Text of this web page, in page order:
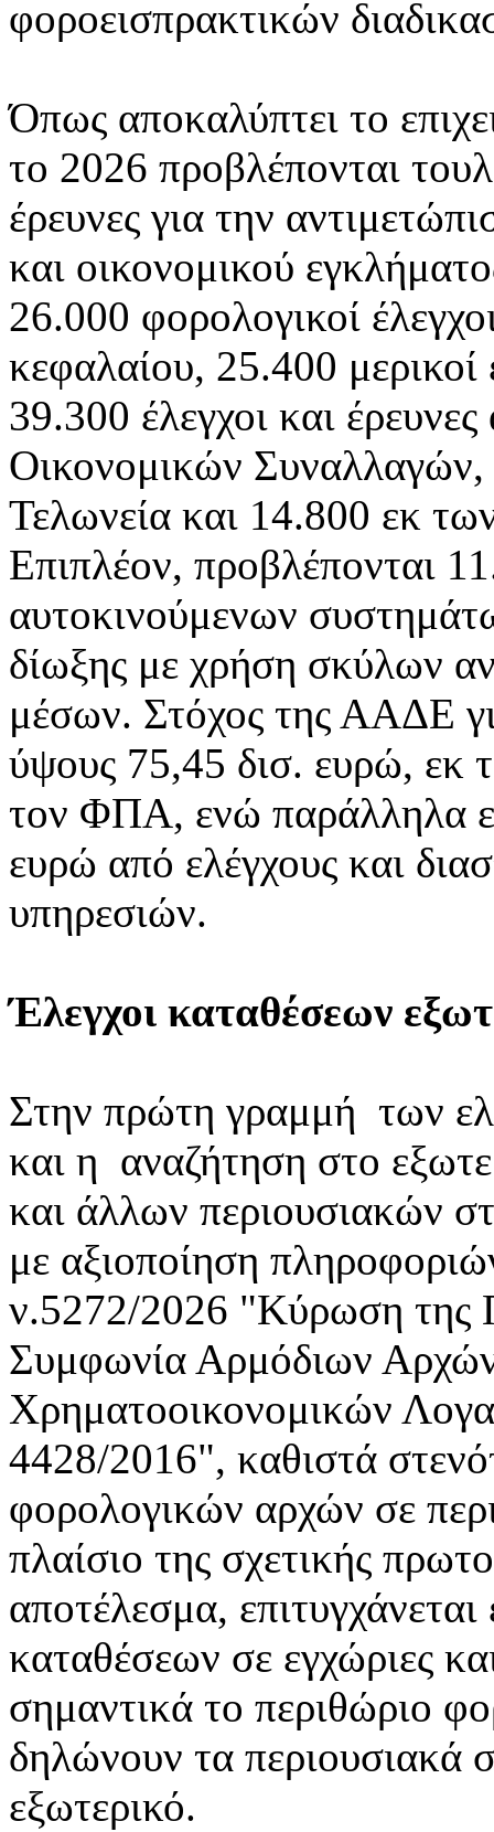
φοροεισπρακτικών
Όπως αποκαλύπτει το
το 2026 προβλέπονται
έρευνες για την
και οικονομικού
26.000 φορολογικοί
κεφαλαίου, 25.400 μερικοί
39.300 έλεγχοι και
Οικονομικών Συναλλαγών,
Τελωνεία και 14.800 εκ
Επιπλέον, προβλέπονται
αυτοκινούμενων
δίωξης με χρήση σκύλων
μέσων. Στόχος της ΑΑΔΕ
ύψους 75,45 δισ. ευρώ, εκ
τον ΦΠΑ, ενώ παράλληλα
ευρώ από ελέγχους και
υπηρεσιών.
Έλεγχοι καταθέσεων
Στην πρώτη γραμμή των
και η αναζήτηση στο
και άλλων περιουσιακών
με αξιοποίηση
ν.5272/2026 "Κύρωση της
Συμφωνία Αρμόδιων
Χρηματοοικονομικών
4428/2016", καθιστά
φορολογικών αρχών σε
πλαίσιο της σχετικής
αποτέλεσμα,
καταθέσεων σε εγχώριες
σημαντικά το περιθώριο
δηλώνουν τα περιουσιακά
εξωτερικό.